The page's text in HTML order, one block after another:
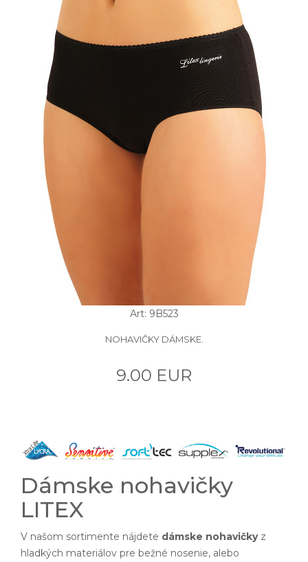
Art: 9B523
NOHAVIČKY DÁMSKE.
9.00 EUR
Dámske nohavičky
LITEX
V našom sortimente nájdete dámske nohavičkyz
hladkých materiálov pre bežné nosenie, alebo